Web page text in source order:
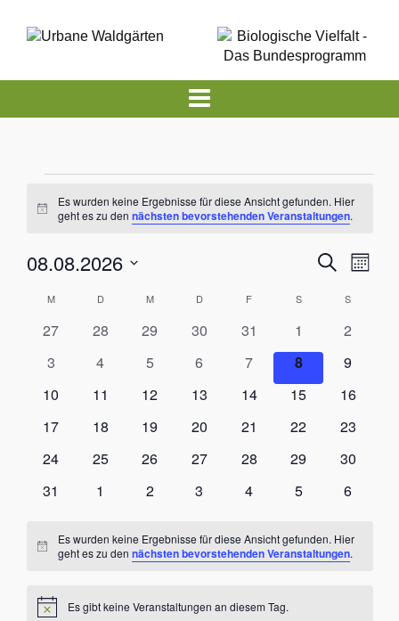
Veranstaltungen
Hinweis
Es wurden keine Ergebnisse für diese Ansicht gefunden. Hier
geht es zu den nächsten bevorstehenden Veranstaltungen.
Suche
und
Suche
Monat
08.08.2026
wählen.
Kalender
von
Veranstaltungen
M MONTAGDDIENSTAG
M MITTWOCH
D DONNERSTAG
F SSAMSTAGS
0
27
0
28
0
29
0
Veranstaltungen
30
0
Veranstaltungen
31
0
Veranstaltungen
1
0
2
0
3
0
4
0
5
0
Veranstaltungen
6
0
Veranstaltungen
7
0
8
0
9
0
10
0
11
0
12
0
13
0
14
0
15
0
16
0
17
0
18
0
19
0
20
0
21
0
22
0
23
0
24
0
25
0
26
0
27
0
28
0
29
0
30
0
31
0
1
0
2
0
3
0
4
0
5
0
6
Hinweis
Es wurden keine Ergebnisse für diese Ansicht gefunden. Hier
geht es zu den nächsten bevorstehenden Veranstaltungen.
HinweisEs gibt keine Veranstaltungen an diesem Tag.